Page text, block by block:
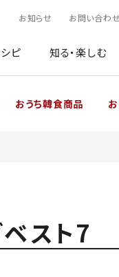
お知らせ お問い合わ
ピ 知る・楽しむ
おうち韓食商品
スト7